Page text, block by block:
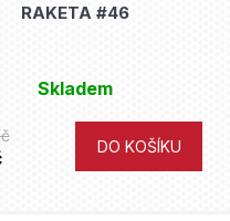
RAKETA #46
Skladem
DO KOŠÍKU